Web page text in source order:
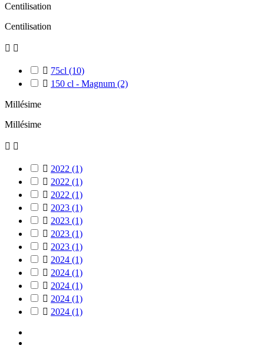
Centilisation
Centilisation
 
 75cl (10)
 150 cl - Magnum (2)
Millésime
Millésime
 
 2022 (1)
 2022 (1)
 2022 (1)
 2023 (1)
 2023 (1)
 2023 (1)
 2023 (1)
 2024 (1)
 2024 (1)
 2024 (1)
 2024 (1)
 2024 (1)